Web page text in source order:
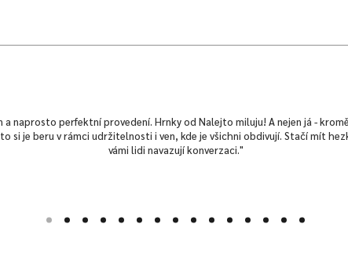
a naprosto perfektní provedení. Hrnky od Nalejto miluju! A nejen já -
si je beru v rámci udržitelnosti i ven, kde je všichni obdivují. Stačí mít
vámi lidi navazují konverzaci."